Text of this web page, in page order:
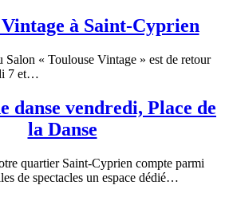
à Saint-Cyprien
Salon « Toulouse Vintage » est de retour
7 et…
danse vendredi, Place de
la Danse
quartier Saint-Cyprien compte parmi
de spectacles un espace dédié…